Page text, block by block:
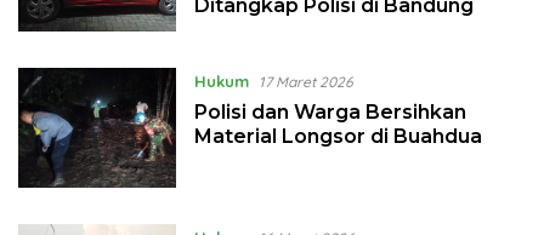
Ditangkap Polisi di Bandung
Hukum 17 Maret 2026
Polisi dan Warga Bersihkan
Material Longsor di Buahdua